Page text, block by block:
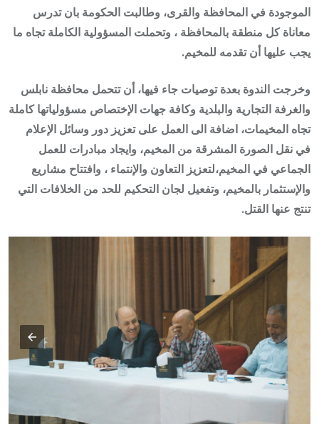
الموجودة في المحافظة والقرى، وطالبت الحكومة بان تدرس
معاناة كل منطقة بالمحافظة ، وتحملت المسؤولية الكاملة تجاه ما
يجب عليها أن تقدمه للمخيم.
وخرجت الندوة بعدة توصيات جاء فيها، أن تتحمل محافظة نابلس
والغرفة التجارية والبلدية وكافة جهات الإختصاص مسؤولياتها كاملة
تجاه المخيمات، اضافة الى العمل على تعزيز دور وسائل الإعلام
في نقل الصورة المشرقة من المخيم، وايجاد مبادرات للعمل
الجماعي في المخيم،لتعزيز التعاون والإنتماء ، وافتتاح مشاريع
والإستثمار بالمخيم، وتفعيل لجان التحكيم للحد من الخلافات التي
تنتج عنها القتل.